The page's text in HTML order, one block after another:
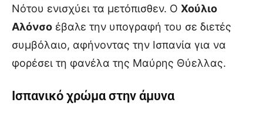
Νότου ενισχύει τα μετόπισθεν. Ο Χούλιο
Αλόνσο έβαλε την υπογραφή του σε διετές
συμβόλαιο, αφήνοντας την Ισπανία για να
φορέσει τη φανέλα της Μαύρης Θύελλας.
Ισπανικό χρώμα στην άμυνα